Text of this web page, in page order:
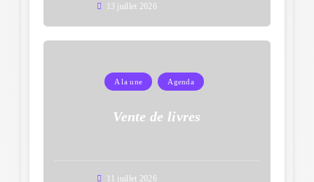
13 juillet 2026
A la une Agenda
Vente de livres
11 juillet 2026